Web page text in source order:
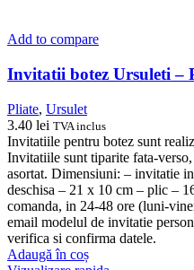
Add to compare
Invitatii botez Ursuleti –
Pliate, Ursulet
3.40 lei TVA inclus
Invitatiile pentru botez sunt
Invitatiile sunt tiparite fata-
asortat. Dimensiuni: – invitatie
deschisa – 21 x 10 cm – plic –
comanda, in 24-48 ore (luni-
email modelul de invitatie
verifica si confirma datele.
Adaugă în coș